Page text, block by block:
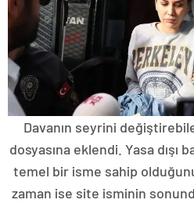
Davanın seyrini
dosyasına eklendi. Yasa
temel bir isme sahip
zaman ise site isminin